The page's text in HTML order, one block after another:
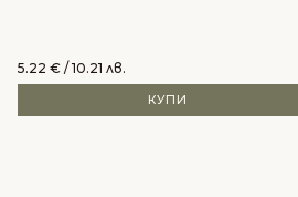
5.22 € / 10.21 лв.
КУПИ